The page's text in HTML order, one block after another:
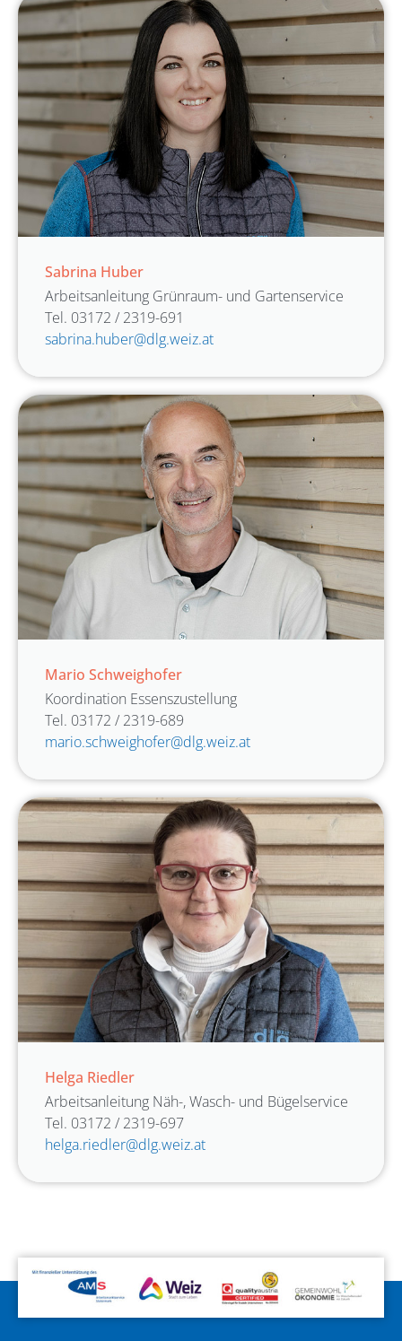
Sabrina Huber
Arbeitsanleitung Grünraum- und Gartenservice
Tel. 03172 / 2319-691
sabrina.huber@dlg.weiz.at
Mario Schweighofer
Koordination Essenszustellung
Tel. 03172 / 2319-689
mario.schweighofer@dlg.weiz.at
Helga Riedler
Arbeitsanleitung Näh-, Wasch- und Bügelservice
Tel. 03172 / 2319-697
helga.riedler@dlg.weiz.at